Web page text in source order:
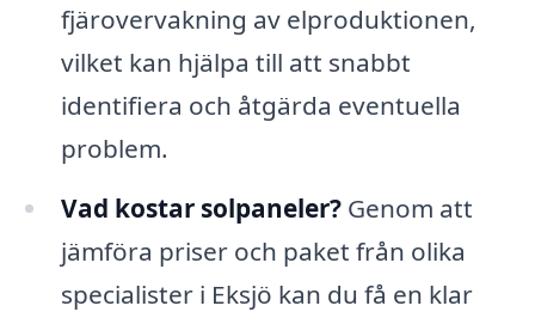
fjärovervakning av elproduktionen,
vilket kan hjälpa till att snabbt
identifiera och åtgärda eventuella
problem.
Vad kostar solpaneler?Genom att
jämföra priser och paket från olika
specialister i Eksjö kan du få en klar